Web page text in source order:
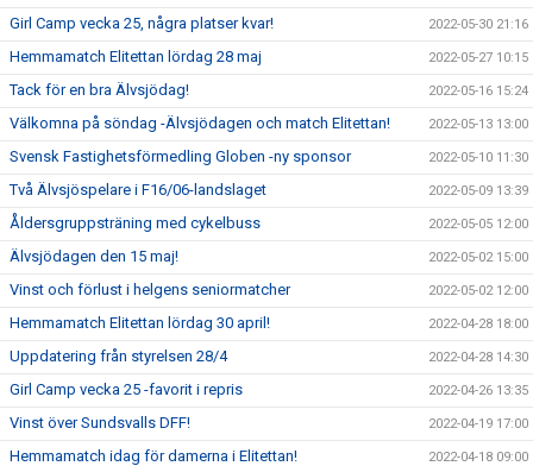
Girl Camp vecka 25, några platser kvar! 2022-05-30 21:16
Hemmamatch Elitettan lördag 28 maj 2022-05-27 10:15
Tack för en bra Älvsjödag! 2022-05-16 15:24
Välkomna på söndag -Älvsjödagen och match Elitettan! 2022-05-13 13:00
Svensk Fastighetsförmedling Globen -ny sponsor 2022-05-10 11:30
Två Älvsjöspelare i F16/06-landslaget 2022-05-09 13:39
Åldersgruppsträning med cykelbuss 2022-05-05 12:00
Älvsjödagen den 15 maj! 2022-05-02 15:00
Vinst och förlust i helgens seniormatcher 2022-05-02 12:00
Hemmamatch Elitettan lördag 30 april! 2022-04-28 18:00
Uppdatering från styrelsen 28/4 2022-04-28 14:30
Girl Camp vecka 25 -favorit i repris 2022-04-26 13:35
Vinst över Sundsvalls DFF! 2022-04-19 17:00
Hemmamatch idag för damerna i Elitettan! 2022-04-18 09:00